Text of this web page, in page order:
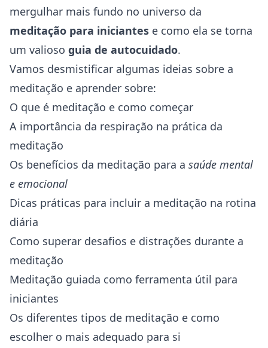
mergulhar mais fundo no universo da
meditação para iniciantes e como ela se torna
um valioso guia de autocuidado.
Vamos desmistificar algumas ideias sobre a
meditação e aprender sobre:
O que é meditação e como começar
A importância da respiração na prática da
meditação
Os benefícios da meditação para a saúde mental
e emocional
Dicas práticas para incluir a meditação na rotina
diária
Como superar desafios e distrações durante a
meditação
Meditação guiada como ferramenta útil para
iniciantes
Os diferentes tipos de meditação e como
escolher o mais adequado para si